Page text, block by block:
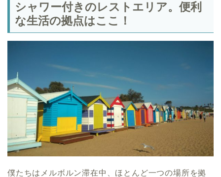
シャワー付きのレストエリア。便利
な生活の拠点はここ！
僕たちはメルボルン滞在中、ほとんど一つの場所を拠